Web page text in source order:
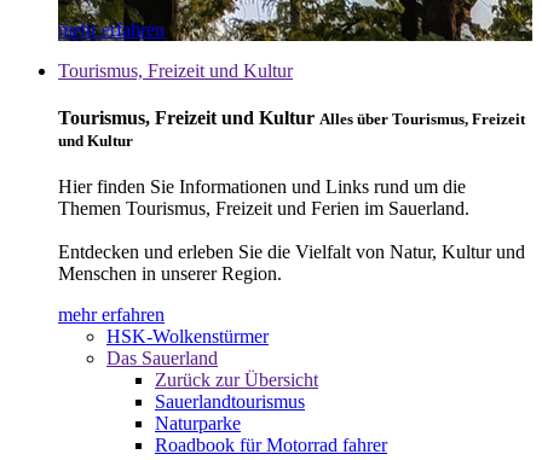
mehr erfahren
Tourismus, Freizeit und Kultur
Tourismus, Freizeit und Kultur Alles über Tourismus, Freizeit
und Kultur
Hier finden Sie Informationen und Links rund um die
Themen Tourismus, Freizeit und Ferien im Sauerland.
Entdecken und erleben Sie die Vielfalt von Natur, Kultur und
Menschen in unserer Region.
mehr erfahren
HSK-Wolkenstürmer
Das Sauerland
Zurück zur Übersicht
Sauerlandtourismus
Naturparke
Roadbook für Motorrad fahrer